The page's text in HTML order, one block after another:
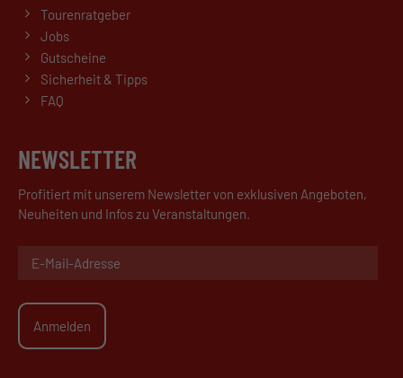
Tourenratgeber
Jobs
Gutscheine
Sicherheit & Tipps
FAQ
NEWSLETTER
Profitiert mit unserem Newsletter von exklusiven Angeboten,
Neuheiten und Infos zu Veranstaltungen.